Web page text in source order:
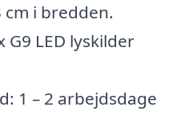
cm i bredden.
G9 LED lyskilder
1 – 2 arbejdsdage